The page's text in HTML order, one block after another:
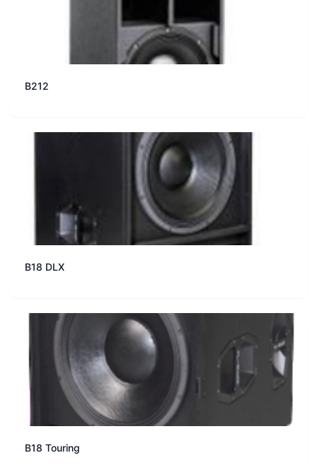
B212
B18 DLX
B18 Touring